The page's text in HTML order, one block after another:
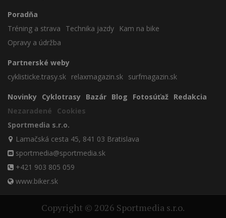
Poradňa
Tréning a strava
Technika jazdy
Kam na bike
Opravy a údržba
Partnerské weby
cyklisticke.trasy.sk relaxmagazin.sk surfmagazin.sk
Novinky Cyklotrasy Bazár Blog Fotosúťaž Redakcia
Nezaradené
Cookies
Sportmedia s.r.o.
Lamačská cesta 45, 841 03 Bratislava
sportmedia@sportmedia.sk
+421 903 805 059
www.biker.sk
Copyright © 2026 Sportmedia s.r.o.